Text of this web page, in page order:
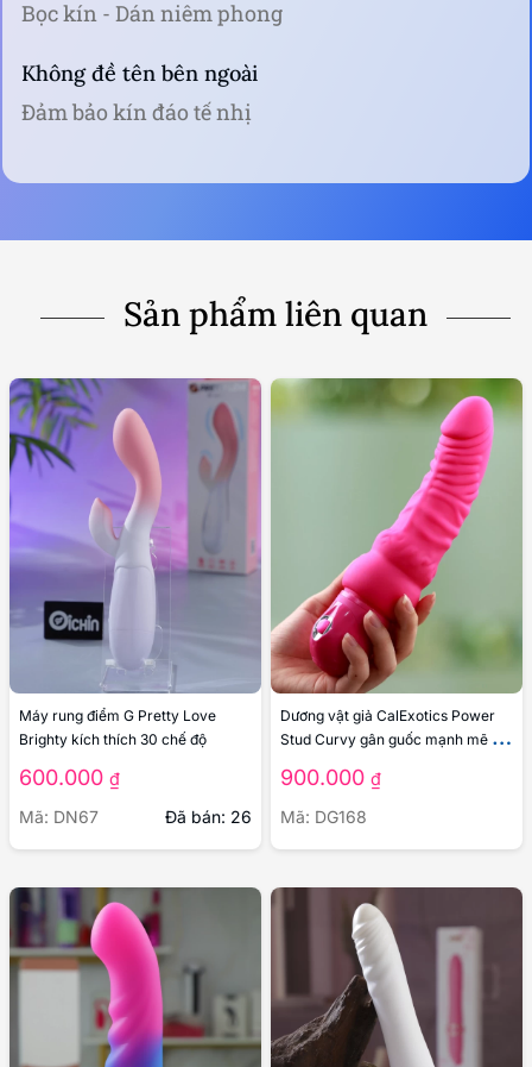
Bọc kín - Dán niêm phong
Không đề tên bên ngoài
Đảm bảo kín đáo tế nhị
Sản phẩm liên quan
Máy rung điểm G Pretty Love
Brighty kích thích 30 chế độ
600.000 ₫
Mã: DN67
Đã bán: 26
Dương vật giả CalExotics Power
Stud Curvy gân guốc mạnh mẽ 3
900.000 ₫
Mã: DG168